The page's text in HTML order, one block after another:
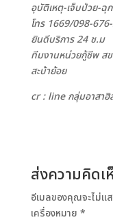
อุบัติเหตุ-เจ็บป่วย-ฉุ
โทร 1669/098-
ยินดีบริการ 24 ช.ม
ทีมงานหน่วยกู้ชีพ ส
สะบ้าย้อย
cr : line กลุ่มอาสาฮิ
ส่งความคิดเ
อีเมลของคุณจะไม่แ
เครื่องหมาย *